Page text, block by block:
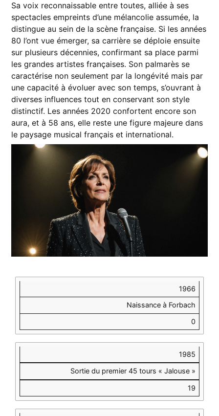
Sa voix reconnaissable entre toutes, alliée à ses
spectacles empreints d’une mélancolie assumée, la
distingue au sein de la scène française. Si les années
80 l’ont vue émerger, sa carrière se déploie ensuite
sur plusieurs décennies, confirmant sa place parmi
les grandes artistes françaises. Son palmarès se
caractérise non seulement par la longévité mais par
une capacité à évoluer avec son temps, s’ouvrant à
diverses influences tout en conservant son style
distinctif. Les années 2020 confortent encore son
aura, et à 58 ans, elle reste une figure majeure dans
le paysage musical français et international.
ANNÉE
ÉVÉNEMENT
ÂGE DE
1966
Naissance à Forbach
0
1985
Sortie du premier 45 tours « Jalouse »
19